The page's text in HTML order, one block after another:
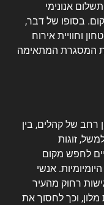
אנונימי
בסופו של דבר,
וחוויית אירוח
המסגרת המתאימה
רחב של קהלים, בין
זוגות
לחפש מקום
אנשי
רחוק מהעיר
וכך לחסוך את